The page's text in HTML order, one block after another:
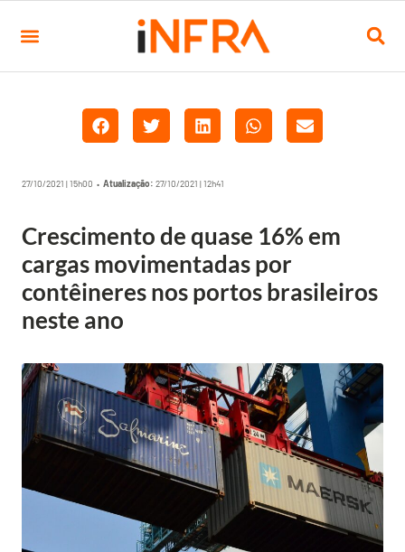
27/10/2021 | 15h00 • Atualização: 27/10/2021 | 12h41
Crescimento de quase 16% em
cargas movimentadas por
contêineres nos portos brasileiros
neste ano